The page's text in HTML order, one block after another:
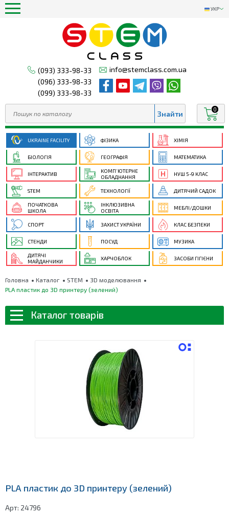
УКР
(093) 333-98-33
(096) 333-98-33
(099) 333-98-33
info@stemclass.com.ua
0
UKRAINE FACILITY ФІЗИКА ХІМІЯ
БІОЛОГІЯ ГЕОГРАФІЯ МАТЕМАТИКА
ІНТЕРАКТИВ
КОМП’ЮТЕРНЕ
ОБЛАДНАННЯ
НУШ 5-9 КЛАС
STEM ТЕХНОЛОГІЇ ДИТЯЧИЙ САДОК
ПОЧАТКОВА
ШКОЛА
ІНКЛЮЗИВНА
ОСВІТА
МЕБЛІ/ДОШКИ
СПОРТ ЗАХИСТ УКРАЇНИ КЛАС БЕЗПЕКИ
СТЕНДИ ПОСУД МУЗИКА
ДИТЯЧІ
МАЙДАНЧИКИ
ХАРЧОБЛОК ЗАСОБИ ГІГІЄНИ
Головна Каталог STEM
3D моделювання
PLA пластик до 3D принтеру (зелений)
Каталог товарів
PLA пластик до 3D принтеру (зелений)
Арт: 24796